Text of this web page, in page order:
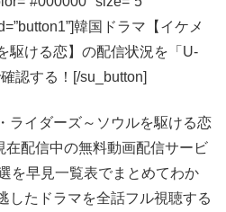
韓国ドラマ【イケメ
駆ける恋】の配信状況を「U-
認する！[/su_button]
ライダーズ～ソウルを駆ける恋
在配信中の無料動画配信サービ
を早見一覧表でまとめてわか
したドラマを全話フル視聴する